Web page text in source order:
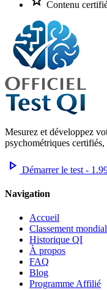
Contenu
Mesurez et développez
psychométriques certifiés,
play_arrow Démarrer le test -
Navigation
Accueil
Classement mondial
Historique QI
À propos
FAQ
Blog
Programme Affilié